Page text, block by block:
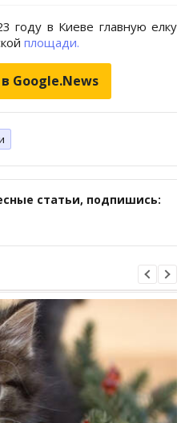
году в Киеве главную елку
площади.
Google.News
статьи, подпишись: